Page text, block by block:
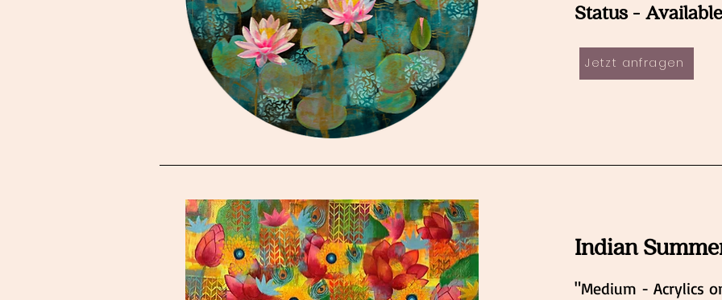
Status - Available
Jetzt anfragen
Indian
"Medium - Acrylics